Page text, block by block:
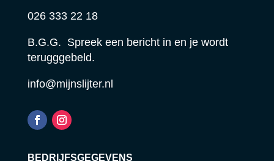
026 333 22 18
B.G.G. Spreek een bericht in en je wordt
terugggebeld.
info@mijnslijter.nl
BEDRIJFSGEGEVENS